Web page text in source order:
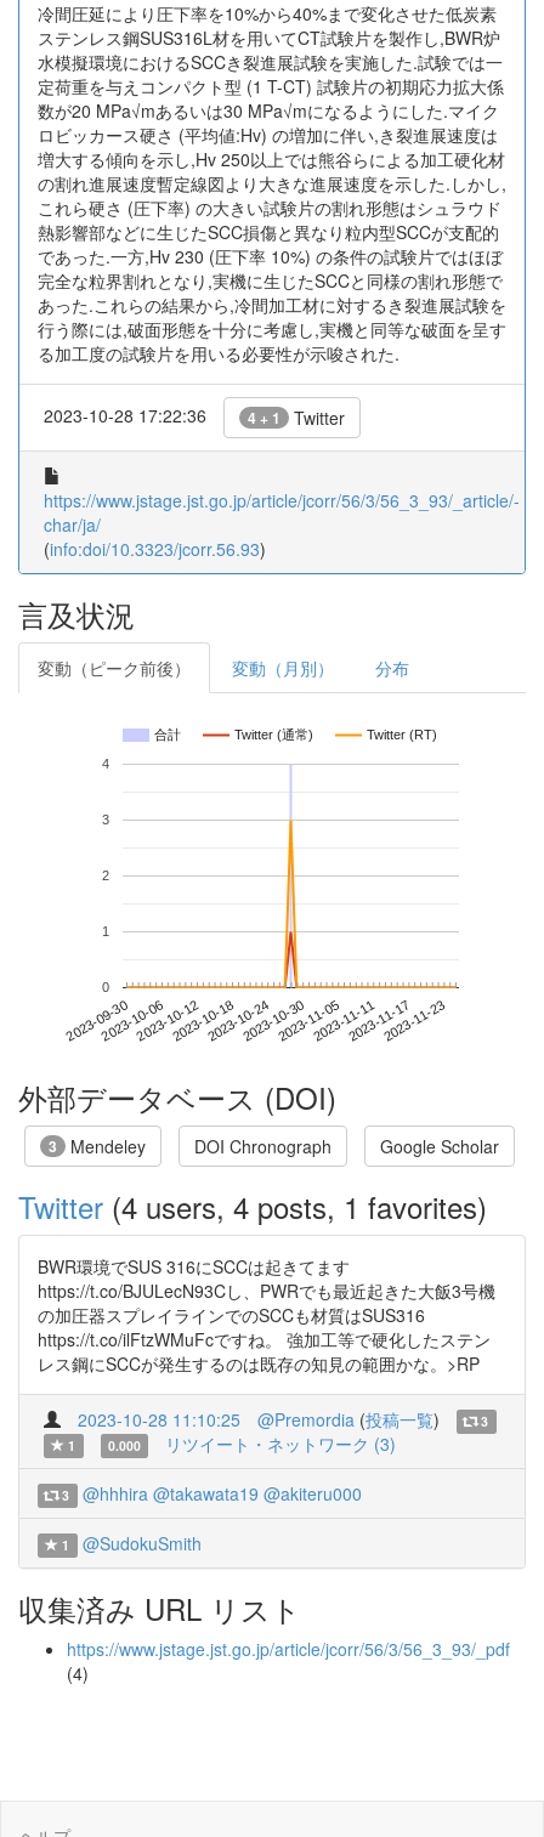
冷間圧延により圧下率を10%から40%まで変化させた低炭素
ステンレス鋼SUS316L材を用いてCT試験片を製作し,BWR炉
水模擬環境におけるSCCき裂進展試験を実施した.試験では一
定荷重を与えコンパクト型 (1 T-CT) 試験片の初期応力拡大係
数が20 MPa√mあるいは30 MPa√mになるようにした.マイク
ロビッカース硬さ (平均値:Hv) の増加に伴い,き裂進展速度は
増大する傾向を示し,Hv 250以上では熊谷らによる加工硬化材
の割れ進展速度暫定線図より大きな進展速度を示した.しかし,
これら硬さ (圧下率) の大きい試験片の割れ形態はシュラウド
熱影響部などに生じたSCC損傷と異なり粒内型SCCが支配的
であった.一方,Hv 230 (圧下率 10%) の条件の試験片ではほぼ
完全な粒界割れとなり,実機に生じたSCCと同様の割れ形態で
あった.これらの結果から,冷間加工材に対するき裂進展試験を
行う際には,破面形態を十分に考慮し,実機と同等な破面を呈す
る加工度の試験片を用いる必要性が示唆された.
2023-10-28 17:22:36 4 + 1 Twitter
https://www.jstage.jst.go.jp/article/jcorr/56/3/56_3_93/_article/-
char/ja/
(info:doi/10.3323/jcorr.56.93)
言及状況
変動（ピーク前後） 変動（月別） 分布
合計 Twitter (通常) Twitter (RT)
2023-09-302023-10-062023-10-122023-10-182023-10-242023-10-302023-11-052023-11-112023-11-172023-11-23
0
1
2
3
4
外部データベース (DOI)
3 Mendeley DOI Chronograph Google Scholar
Twitter (4 users, 4 posts, 1 favorites)
BWR環境でSUS 316にSCCは起きてます
https://t.co/BJULecN93Cし、PWRでも最近起きた大飯3号機
の加圧器スプレイラインでのSCCも材質はSUS316
https://t.co/ilFtzWMuFcですね。 強加工等で硬化したステン
レス鋼にSCCが発生するのは既存の知見の範囲かな。>RP
2023-10-28 11:10:25 @Premordia (投稿一覧)
3
1
0.000 リツイート・ネットワーク (3)
3 @hhhira @takawata19 @akiteru000
1 @SudokuSmith
収集済み URL リスト
https://www.jstage.jst.go.jp/article/jcorr/56/3/56_3_93/_pdf
(4)